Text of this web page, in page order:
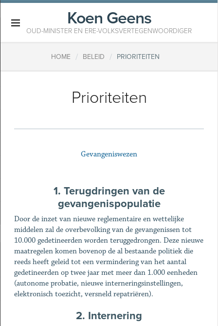
Koen Geens
OUD-MINISTER EN ERE-VOLKSVERTEGENWOORDIGER
HOME / BELEID / PRIORITEITEN
Prioriteiten
Gevangeniswezen
1. Terugdringen van de
gevangenispopulatie
Door de inzet van nieuwe reglementaire en wettelijke
middelen zal de overbevolking van de gevangenissen tot
10.000 gedetineerden worden teruggedrongen. Deze nieuwe
maatregelen komen bovenop de al bestaande politiek die
reeds heeft geleid tot een vermindering van het aantal
gedetineerden op twee jaar met meer dan 1.000 eenheden
(autonome probatie, nieuwe interneringsinstellingen,
elektronisch toezicht, versneld repatriëren).
2. Internering